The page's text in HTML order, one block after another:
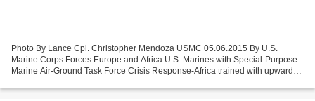
Photo By Lance Cpl. Christopher Mendoza USMC 05.06.2015 By U.S.
Marine Corps Forces Europe and Africa U.S. Marines with Special-Purpose
Marine Air-Ground Task Force Crisis Response-Africa trained with upwards